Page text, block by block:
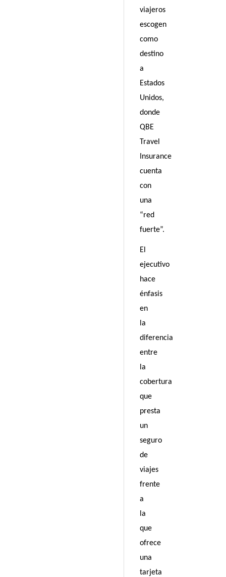
viajeros
escogen
como
destino
a
Estados
Unidos,
donde
QBE
Travel
Insurance
cuenta
con
una
“red
fuerte”.
El
ejecutivo
hace
énfasis
en
la
diferencia
entre
la
cobertura
que
presta
un
seguro
de
viajes
frente
a
la
que
ofrece
una
tarjeta